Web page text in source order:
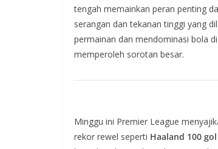
tengah memainkan peran penting
serangan dan tekanan tinggi yang
permainan dan mendominasi bola
memperoleh sorotan besar.
Minggu ini Premier League
rekor rewel seperti Haaland 100